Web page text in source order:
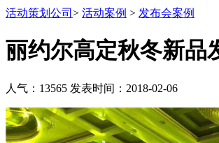
活动策划公司 > 活动案例 > 发布会案例
丽约尔高定秋冬新品
人气：13565 发表时间：2018-02-06